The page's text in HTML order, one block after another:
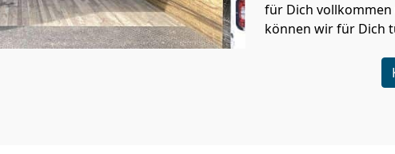
für Dich vollkommen
können wir für Dich